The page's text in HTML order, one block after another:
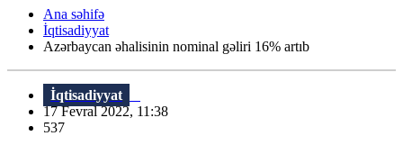
Ana səhifə
İqtisadiyyat
Azərbaycan əhalisinin nominal gəliri 16% artıb
İqtisadiyyat
17 Fevral 2022, 11:38
537